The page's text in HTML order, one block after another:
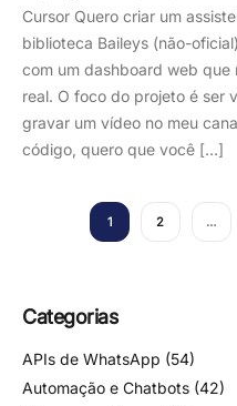
Cursor Quero criar um
biblioteca Baileys (não-
com um dashboard web que
real. O foco do projeto é ser
gravar um vídeo no meu
código, quero que você […]
1 2 …
Categorias
APIs de WhatsApp (54)
Automação e Chatbots (42)